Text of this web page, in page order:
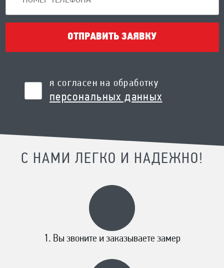
ОТПРАВИТЬ ЗАЯВКУ
я согласен на обработку
персональных данных
С НАМИ ЛЕГКО И НАДЕЖНО!
Вы звоните и заказываете замер